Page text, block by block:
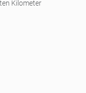
Kilometer